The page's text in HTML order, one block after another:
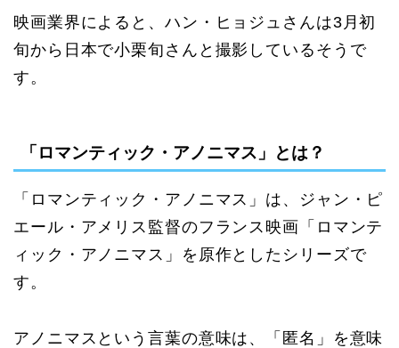
映画業界によると、ハン・ヒョジュさんは3月初
旬から日本で小栗旬さんと撮影しているそうで
す。
「ロマンティック・アノニマス」とは？
「ロマンティック・アノニマス」は、ジャン・ピ
エール・アメリス監督のフランス映画「ロマンテ
ィック・アノニマス」を原作としたシリーズで
す。
アノニマスという言葉の意味は、「匿名」を意味